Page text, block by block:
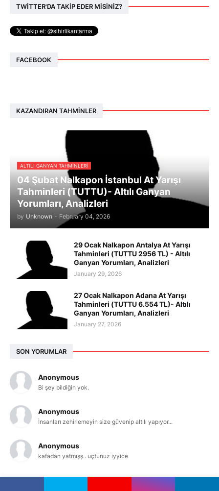
TWİTTER'DA TAKİP EDER MİSİNİZ?
FACEBOOK
KAZANDIRAN TAHMINLER
ALTILI GANYAN TAHMINLERI
04 Şubat Nalkapon İstanbul At Yarışı
Tahminleri (TUTTU)- Altılı Ganyan
Yorumları, Analizleri
by Unknown - February 04, 2026
29 Ocak Nalkapon Antalya At Yarışı
Tahminleri (TUTTU 2956 TL) - Altılı
Ganyan Yorumları, Analizleri
January 29, 2026
27 Ocak Nalkapon Adana At Yarışı
Tahminleri (TUTTU 6.554 TL)- Altılı
Ganyan Yorumları, Analizleri
January 27, 2026
SON YORUMLAR
Anonymous
Bi şey bildiğin yok.
Anonymous
İnsanları zehirlemeyin size güvenip altılı yapıyor...
Anonymous
kafadan yatmışş.. uçtunuz iyyice